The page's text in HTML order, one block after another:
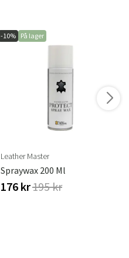
-10% På lager
Leather Master
Spraywax 200 Ml
176 kr195 kr